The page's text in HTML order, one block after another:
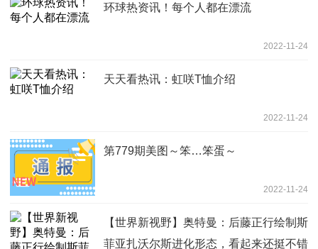
环球热资讯！每个人都在漂流
2022-11-24
天天看热讯：虹咲T恤介绍
2022-11-24
第779期美图～笨…笨蛋～
2022-11-24
【世界新视野】奥特曼：后藤正行绘制斯
菲亚扎沃尔斯进化形态，看起来还挺不错